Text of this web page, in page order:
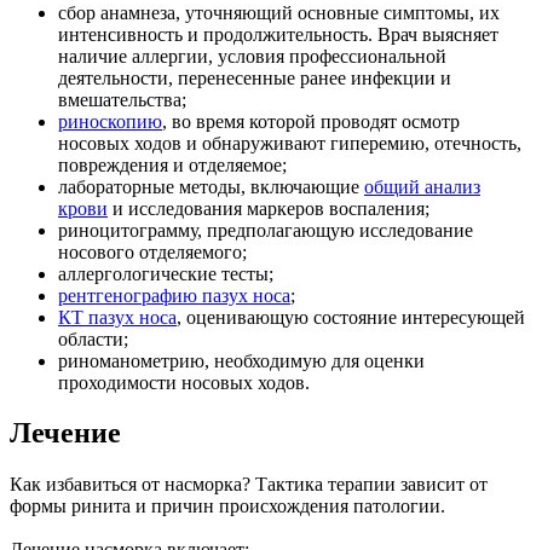
сбор анамнеза, уточняющий основные симптомы, их
интенсивность и продолжительность. Врач выясняет
наличие аллергии, условия профессиональной
деятельности, перенесенные ранее инфекции и
вмешательства;
риноскопию, во время которой проводят осмотр
носовых ходов и обнаруживают гиперемию, отечность,
повреждения и отделяемое;
лабораторные методы, включающие общий анализ
крови и исследования маркеров воспаления;
риноцитограмму, предполагающую исследование
носового отделяемого;
аллергологические тесты;
рентгенографию пазух носа;
КТ пазух носа, оценивающую состояние интересующей
области;
риноманометрию, необходимую для оценки
проходимости носовых ходов.
Лечение
Как избавиться от насморка? Тактика терапии зависит от
формы ринита и причин происхождения патологии.